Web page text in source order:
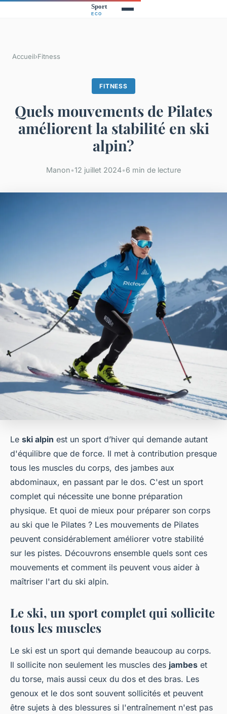
Accueil›Fitness
FITNESS
Quels mouvements de Pilates
améliorent la stabilité en ski
alpin?
Manon•12 juillet 2024•6 min de lecture
Le ski alpin est un sport d’hiver qui demande autant
d'équilibre que de force. Il met à contribution presque
tous les muscles du corps, des jambes aux
abdominaux, en passant par le dos. C'est un sport
complet qui nécessite une bonne préparation
physique. Et quoi de mieux pour préparer son corps
au ski que le Pilates ? Les mouvements de Pilates
peuvent considérablement améliorer votre stabilité
sur les pistes. Découvrons ensemble quels sont ces
mouvements et comment ils peuvent vous aider à
maîtriser l'art du ski alpin.
Le ski, un sport complet qui sollicite
tous les muscles
Le ski est un sport qui demande beaucoup au corps.
Il sollicite non seulement les muscles des jambes et
du torse, mais aussi ceux du dos et des bras. Les
genoux et le dos sont souvent sollicités et peuvent
être sujets à des blessures si l'entraînement n'est pas